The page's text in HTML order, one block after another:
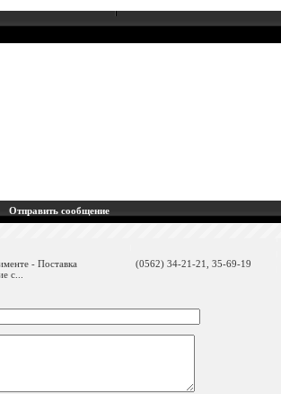
Отправить сообщение
- Поставка
с...
(0562) 34-21-21, 35-69-19